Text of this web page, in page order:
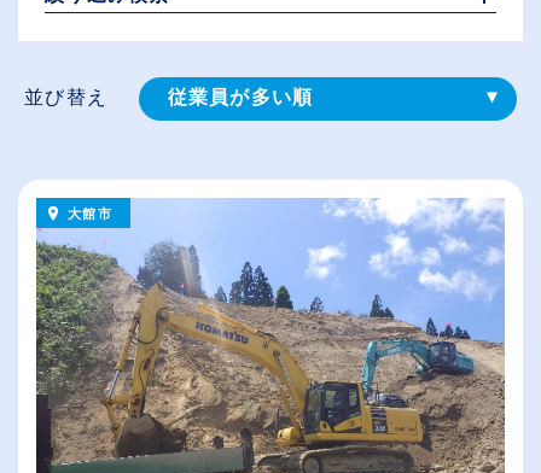
並び替え 従業員が多い順
（⾼卒の給与を基準）
休日数が多い順
大館市